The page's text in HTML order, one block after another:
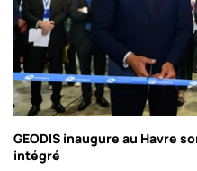
GEODIS inaugure au Havre
intégré